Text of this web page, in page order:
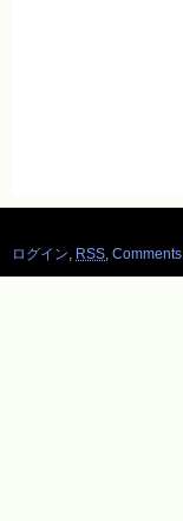
ログイン RSS Comments